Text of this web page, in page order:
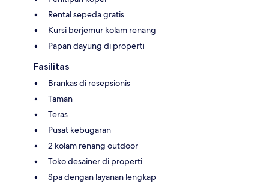
Rental sepeda gratis
Kursi berjemur kolam renang
Papan dayung di properti
Fasilitas
Brankas di resepsionis
Taman
Teras
Pusat kebugaran
2 kolam renang outdoor
Toko desainer di properti
Spa dengan layanan lengkap